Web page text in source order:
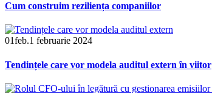
Cum construim reziliența companiilor
01feb.1 februarie 2024
Tendințele care vor modela auditul extern în viitor